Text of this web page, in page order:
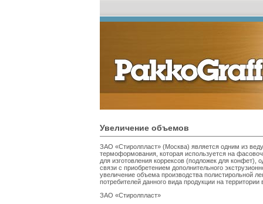
Увеличение объемов
ЗАО «Стиролпласт» (Москва) является одним из
термоформования, которая используется на
для изготовления коррексов (подложек для конфет),
связи с приобретением дополнительного
увеличение объема производства полистирольной
потребителей данного вида продукции на
ЗАО «Стиролпласт»